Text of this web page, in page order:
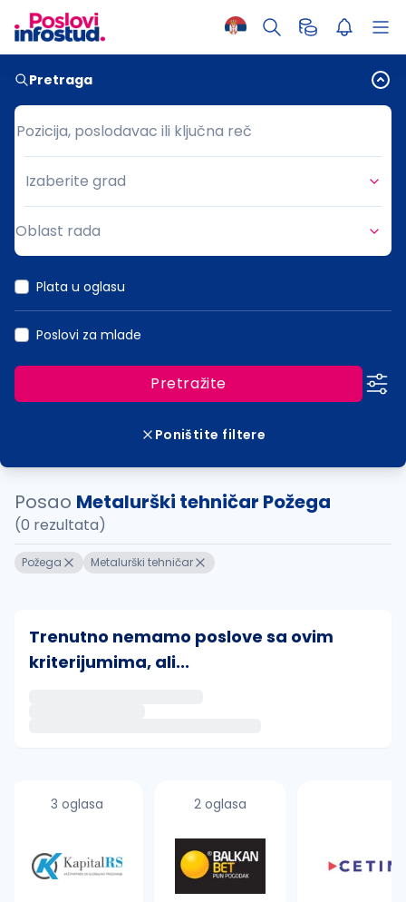
Pretraga
Pozicija, poslodavac ili ključna reč
Pozicija, poslodavac ili ključna reč
Grad
Izaberite grad
Oblast rada
Plata u oglasu
Poslovi za mlade
Pretražite
Poništite filtere
Posao Metalurški tehničar Požega
(0 rezultata)
Požega Metalurški tehničar
Trenutno nemamo poslove sa ovim
kriterijumima, ali...
Takođe možete da:
proverite pravopisne greške (koristite č, ć, š, đ,
3 oglasa 2 oglasa